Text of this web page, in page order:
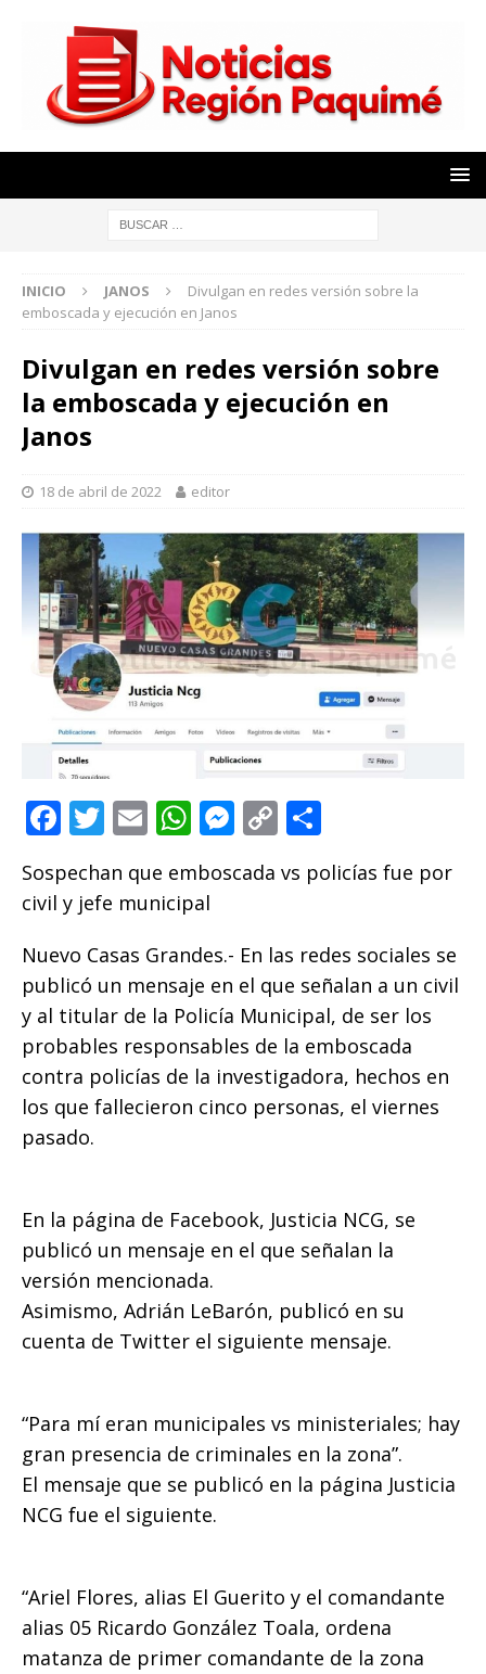
INICIO JANOS
Divulgan en redes versión sobre la
emboscada y ejecución en Janos
Divulgan en redes versión sobre
la emboscada y ejecución en
Janos
18 de abril de 2022 editor
F
c
e
b
o
o
k
T
it
te
r
E
ai
l
W
h
at
s
A
p
p
M
ss
n
g
e
r
C
p
Li
n
k
o
m
ar
ti
r
Sospechan que emboscada vs policías fue por
civil y jefe municipal
Nuevo Casas Grandes.- En las redes sociales se
publicó un mensaje en el que señalan a un civil
y al titular de la Policía Municipal, de ser los
probables responsables de la emboscada
contra policías de la investigadora, hechos en
los que fallecieron cinco personas, el viernes
pasado.
En la página de Facebook, Justicia NCG, se
publicó un mensaje en el que señalan la
versión mencionada.
Asimismo, Adrián LeBarón, publicó en su
cuenta de Twitter el siguiente mensaje.
“Para mí eran municipales vs ministeriales; hay
gran presencia de criminales en la zona”.
El mensaje que se publicó en la página Justicia
NCG fue el siguiente.
“Ariel Flores, alias El Guerito y el comandante
alias 05 Ricardo González Toala, ordena
matanza de primer comandante de la zona